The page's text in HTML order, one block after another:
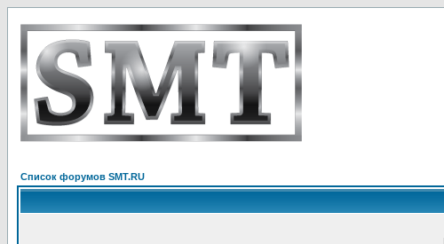
Список форумов SMT.RU